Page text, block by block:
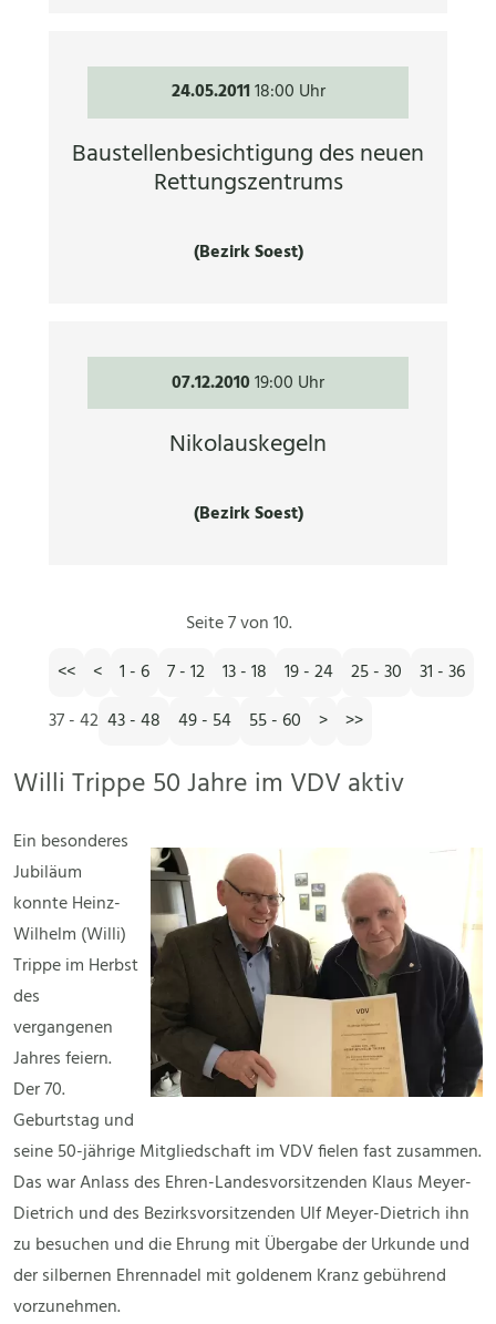
24.05.201118:00 Uhr
Baustellenbesichtigung des neuen
Rettungszentrums
(Bezirk Soest)
07.12.201019:00 Uhr
Nikolauskegeln
(Bezirk Soest)
Seite 7 von 10.
<<
< 1 - 6 7 - 12 13 - 18 19 - 24 25 - 30
31 - 36
37 - 42 43 - 48 49 - 54 55 - 60 > >>
Willi Trippe 50 Jahre im VDV aktiv
Ein besonderes
Jubiläum
konnte Heinz-
Wilhelm (Willi)
Trippe im Herbst
des
vergangenen
Jahres feiern.
Der 70.
Geburtstag und
seine 50-jährige Mitgliedschaft im VDV fielen fast zusammen.
Das war Anlass des Ehren-Landesvorsitzenden Klaus Meyer-
Dietrich und des Bezirksvorsitzenden Ulf Meyer-Dietrich ihn
zu besuchen und die Ehrung mit Übergabe der Urkunde und
der silbernen Ehrennadel mit goldenem Kranz gebührend
vorzunehmen.